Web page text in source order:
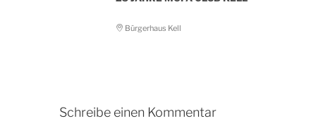
Bürgerhaus Kell
Schreibe einen Kommentar